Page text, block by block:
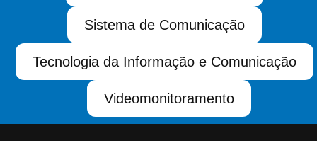
Sistema de Comunicação
Tecnologia da Informação e Comunicação
Videomonitoramento